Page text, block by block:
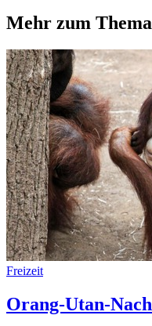
Mehr zum Thema
Freizeit
Orang-Utan-